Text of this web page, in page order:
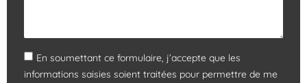
En soumettant ce formulaire, j’accepte que les
informations saisies soient traitées pour permettre de me